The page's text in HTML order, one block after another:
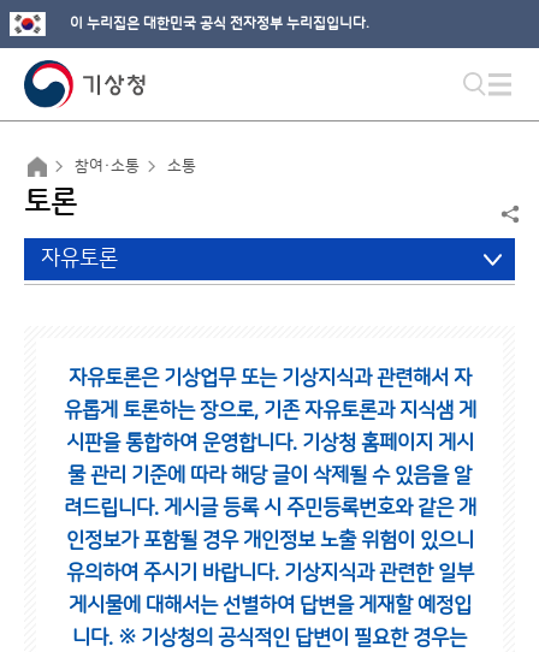
이 누리집은 대한민국 공식 전자정부 누리집입니다.
참여·소통 소통
토론
자유토론
자유토론은 기상업무 또는 기상지식과 관련해서 자
유롭게 토론하는 장으로, 기존 자유토론과 지식샘 게
시판을 통합하여 운영합니다. 기상청 홈페이지 게시
물 관리 기준에 따라 해당 글이 삭제될 수 있음을 알
려드립니다. 게시글 등록 시 주민등록번호와 같은 개
인정보가 포함될 경우 개인정보 노출 위험이 있으니
유의하여 주시기 바랍니다. 기상지식과 관련한 일부
게시물에 대해서는 선별하여 답변을 게재할 예정입
니다. ※ 기상청의 공식적인 답변이 필요한 경우는